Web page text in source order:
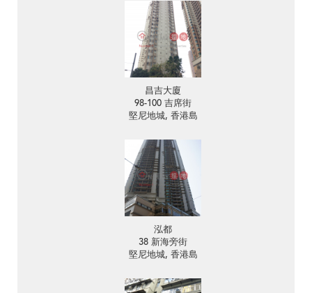
昌吉大廈
98-100 吉席街
堅尼地城, 香港島
泓都
38 新海旁街
堅尼地城, 香港島